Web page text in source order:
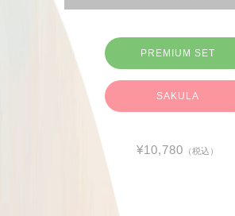
PREMIUM SET
SAKULA
¥10,780 （税込）